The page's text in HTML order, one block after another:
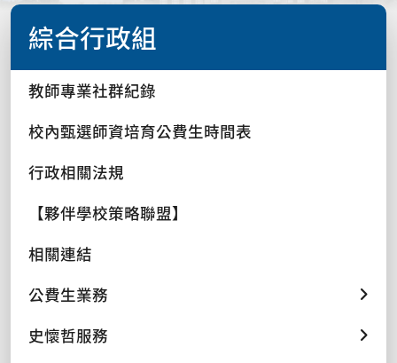
綜合行政組
教師專業社群紀錄
校內甄選師資培育公費生時間表
行政相關法規
【夥伴學校策略聯盟】
相關連結
公費生業務
史懷哲服務